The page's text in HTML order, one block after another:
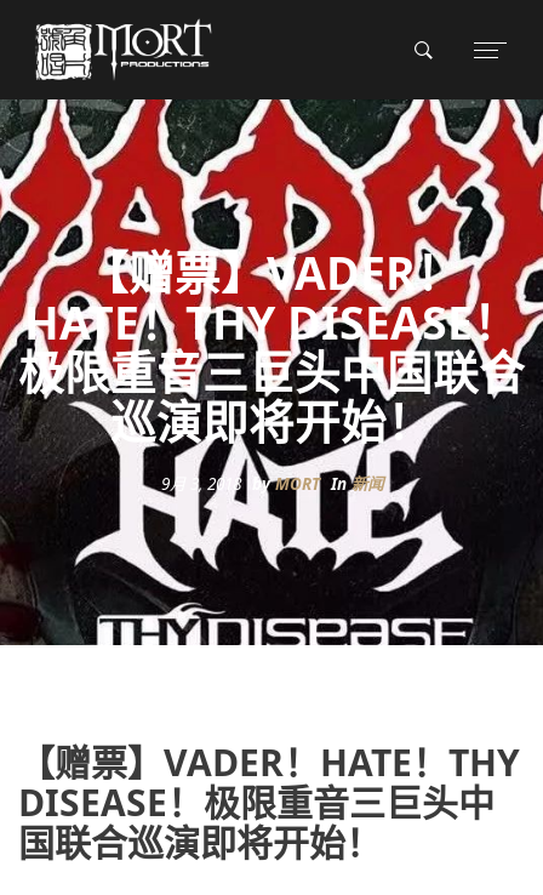
【赠票】VADER！
HATE！THY DISEASE！
极限重音三巨头中国联合
巡演即将开始！
9月 3, 2018 byMORT In新闻
【赠票】VADER！HATE！THY
DISEASE！极限重音三巨头中
国联合巡演即将开始！